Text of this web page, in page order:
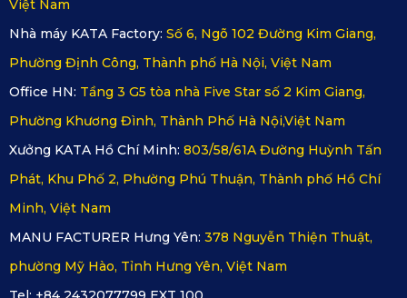
Việt Nam
Nhà máy KATA Factory: Số 6, Ngõ 102 Đường Kim Giang,
Phường Định Công, Thành phố Hà Nội, Việt Nam
Office HN: Tầng 3 G5 tòa nhà Five Star số 2 Kim Giang,
Phường Khương Đình, Thành Phố Hà Nội,Việt Nam
Xưởng KATA Hồ Chí Minh: 803/58/61A Đường Huỳnh Tấn
Phát, Khu Phố 2, Phường Phú Thuận, Thành phố Hồ Chí
Minh, Việt Nam
MANU FACTURER Hưng Yên: 378 Nguyễn Thiện Thuật,
phường Mỹ Hào, Tỉnh Hưng Yên, Việt Nam